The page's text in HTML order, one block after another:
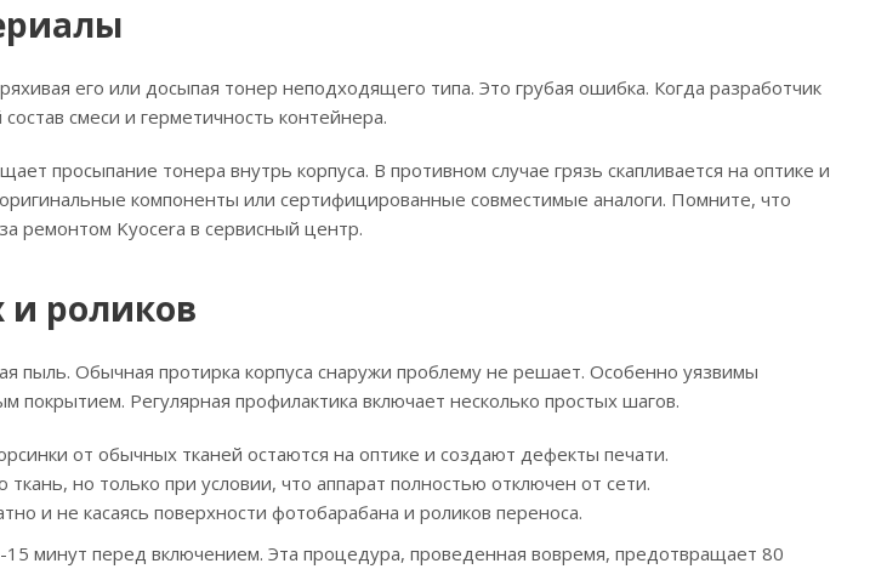
его или досыпая тонер неподходящего типа. Это грубая ошибка. Когда разработчик
смеси и герметичность контейнера.
просыпание тонера внутрь корпуса. В противном случае грязь скапливается на оптике и
компоненты или сертифицированные совместимые аналоги. Помните, что
ремонтом Kyocera в сервисный центр.
и роликов
пыль. Обычная протирка корпуса снаружи проблему не решает. Особенно уязвимы
Регулярная профилактика включает несколько простых шагов.
от обычных тканей остаются на оптике и создают дефекты печати.
но только при условии, что аппарат полностью отключен от сети.
и не касаясь поверхности фотобарабана и роликов переноса.
минут перед включением. Эта процедура, проведенная вовремя, предотвращает 80